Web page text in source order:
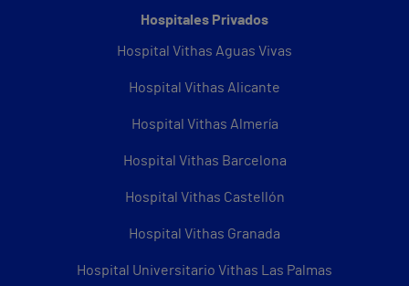
Hospitales Privados
Hospital Vithas Aguas Vivas
Hospital Vithas Alicante
Hospital Vithas Almería
Hospital Vithas Barcelona
Hospital Vithas Castellón
Hospital Vithas Granada
Hospital Universitario Vithas Las Palmas